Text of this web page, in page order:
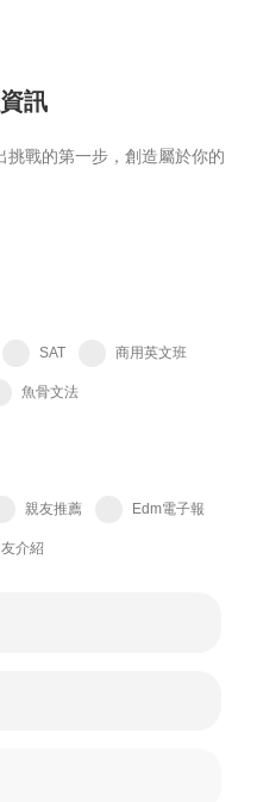
訊
戰的第一步，創造屬於你的
SAT 商用英文班
魚骨文法
親友推薦 Edm電子報
介紹